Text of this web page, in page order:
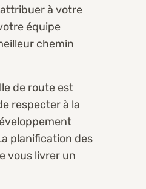
à votre
équipe
chemin
de route est
respecter à la
planification des
vous livrer un